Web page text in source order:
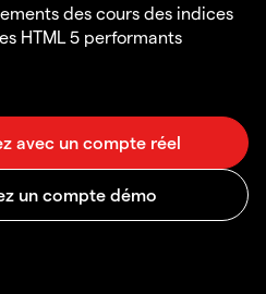
des cours des indices
HTML 5 performants